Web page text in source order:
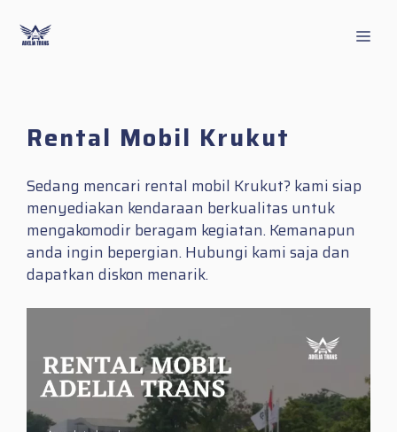
content
Rental Mobil Krukut
Sedang mencari rental mobil Krukut? kami siap
menyediakan kendaraan berkualitas untuk
mengakomodir beragam kegiatan. Kemanapun
anda ingin bepergian. Hubungi kami saja dan
dapatkan diskon menarik.